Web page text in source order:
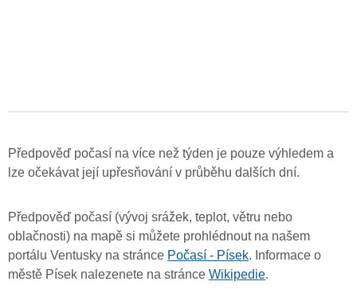
Předpověď počasí na více než týden je pouze výhledem a
lze očekávat její upřesňování v průběhu dalších dní.
Předpověď počasí (vývoj srážek, teplot, větru nebo
oblačnosti) na mapě si můžete prohlédnout na našem
portálu Ventusky na stránce Počasí - Písek. Informace o
městě Písek nalezenete na stránce Wikipedie.